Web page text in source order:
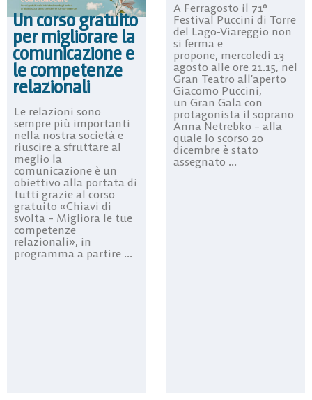
Un corso gratuito
per migliorare la
comunicazione e
le competenze
relazionali
Le relazioni sono
sempre più importanti
nella nostra società e
riuscire a sfruttare al
meglio la
comunicazione è un
obiettivo alla portata di
tutti grazie al corso
gratuito «Chiavi di
svolta – Migliora le tue
competenze
relazionali», in
programma a partire ...
A Ferragosto il 71°
Festival Puccini di Torre
del Lago-Viareggio non
si ferma e
propone, mercoledì 13
agosto alle ore 21.15, nel
Gran Teatro all’aperto
Giacomo Puccini,
un Gran Gala con
protagonista il soprano
Anna Netrebko – alla
quale lo scorso 20
dicembre è stato
assegnato ...